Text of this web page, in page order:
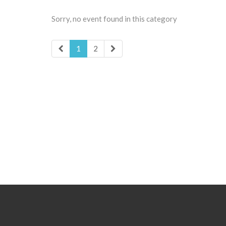
Sorry, no event found in this category
1 2